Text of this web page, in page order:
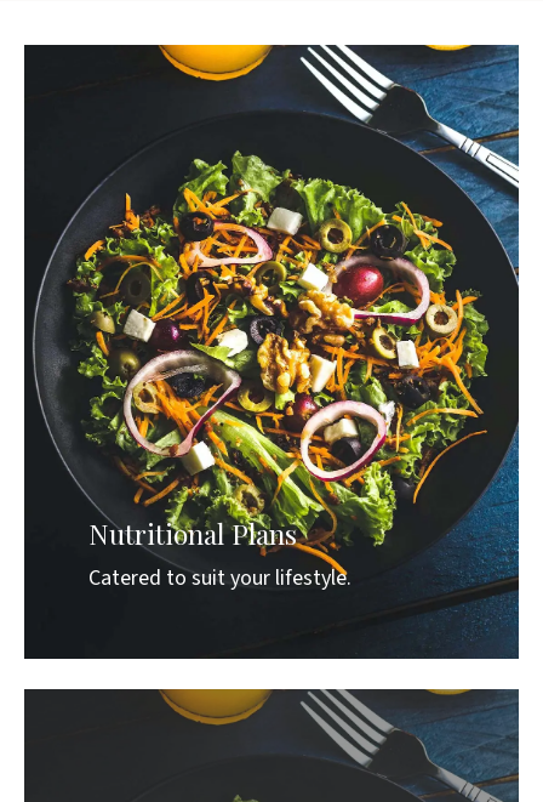
Nutritional Plans
Catered to suit your lifestyle.